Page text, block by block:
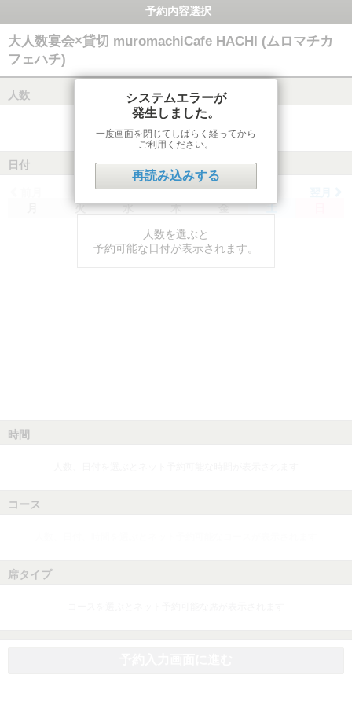
予約内容選択
大人数宴会×貸切 muromachiCafe HACHI (ムロマチカ
フェハチ)
人数
日付
火 水 木 金 土
人数を選ぶと
予約可能な日付が表示されます。
時間
コース
席タイプ
システムエラーが
発生しました。
一度画面を閉じてしばらく経ってから
ご利用ください。
再読み込みする